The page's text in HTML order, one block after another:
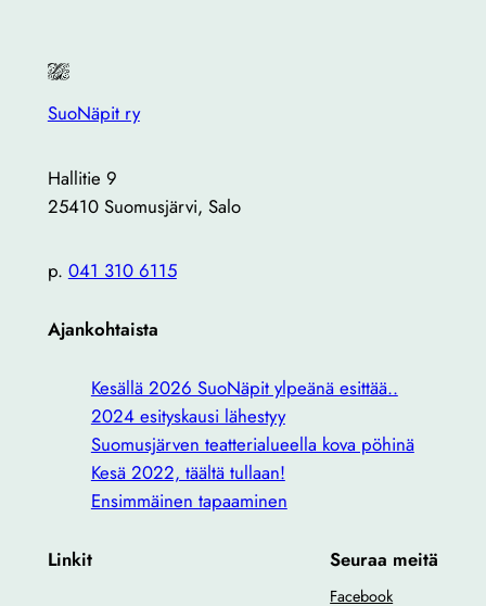
SuoNäpit ry
Hallitie 9
25410 Suomusjärvi, Salo
p. 041 310 6115
Ajankohtaista
Kesällä 2026 SuoNäpit ylpeänä esittää..
2024 esityskausi lähestyy
Suomusjärven teatterialueella kova pöhinä
Kesä 2022, täältä tullaan!
Ensimmäinen tapaaminen
Linkit Seuraa meitä
Facebook